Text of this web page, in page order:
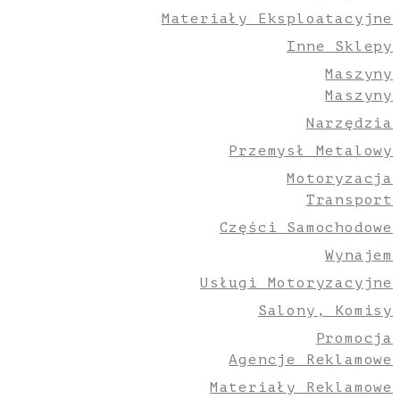
Materiały Eksploatacyjne
Inne Sklepy
Maszyny
Maszyny
Narzędzia
Przemysł Metalowy
Motoryzacja
Transport
Części Samochodowe
Wynajem
Usługi Motoryzacyjne
Salony, Komisy
Promocja
Agencje Reklamowe
Materiały Reklamowe